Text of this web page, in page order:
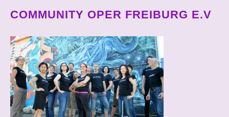
COMMUNITY OPER FREIBURG E.V